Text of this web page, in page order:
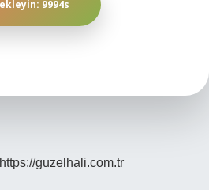
https://guzelhali.com.tr